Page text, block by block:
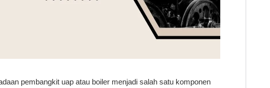
pembangkit uap atau boiler menjadi salah satu komponen